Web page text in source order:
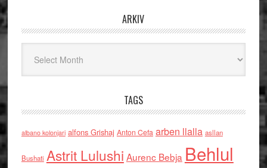
ARKIV
TAGS
albano kolonjari alfons Grishaj Anton Cefa arben llalla asllan
Bushati Astrit Lulushi Aurenc Bebja Behlul